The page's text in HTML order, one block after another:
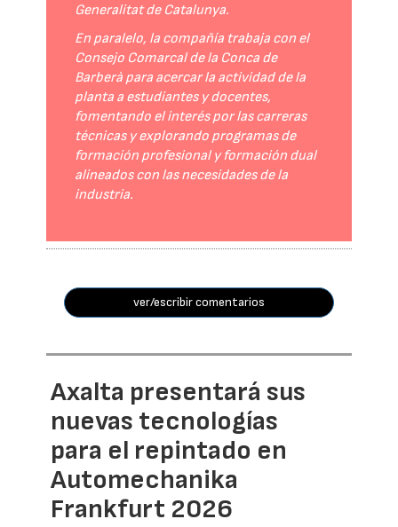
Generalitat de Catalunya.
En paralelo, la compañía trabaja con el
Consejo Comarcal de la Conca de
Barberà para acercar la actividad de la
planta a estudiantes y docentes,
fomentando el interés por las carreras
técnicas y explorando programas de
formación profesional y formación dual
alineados con las necesidades de la
industria.
ver/escribir comentarios
Axalta presentará sus
nuevas tecnologías
para el repintado en
Automechanika
Frankfurt 2026